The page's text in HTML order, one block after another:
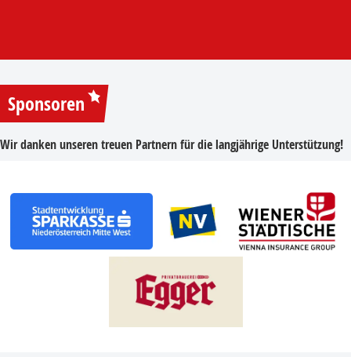
Sponsoren
Wir danken unseren treuen Partnern für die langjährige Unterstützung!